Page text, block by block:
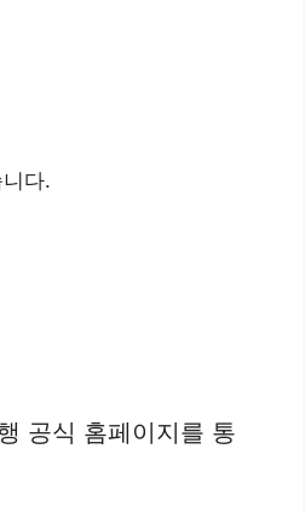
다.
공식 홈페이지를 통